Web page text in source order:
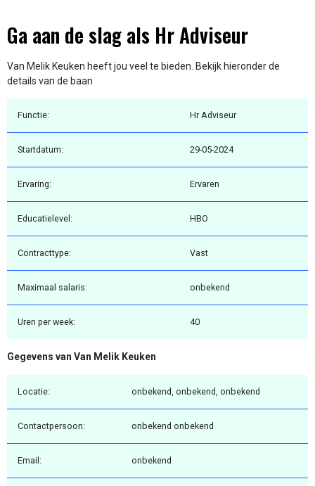
Ga aan de slag als Hr Adviseur
Van Melik Keuken heeft jou veel te bieden. Bekijk hieronder de
details van de baan
Functie: Hr Adviseur
Startdatum: 29-05-2024
Ervaring: Ervaren
Educatielevel: HBO
Contracttype: Vast
Maximaal salaris: onbekend
Uren per week: 40
Gegevens van Van Melik Keuken
Locatie: onbekend, onbekend, onbekend
Contactpersoon: onbekend onbekend
Email: onbekend